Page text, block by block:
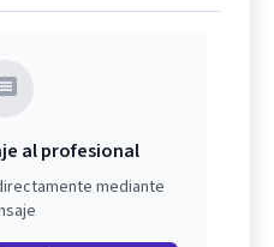
al profesional
mediante